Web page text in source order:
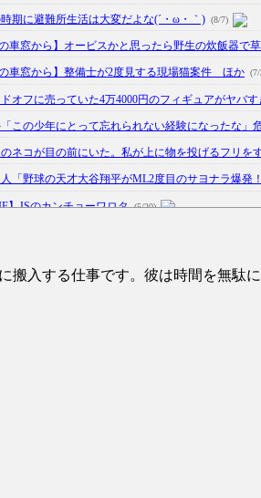
時期に避難所生活は大変だよな(´・ω・｀) (8/7)
の車窓から】オービスかと思ったら野生の炊飯器で
の車窓から】整備士が2度見する現場猫案件 ほか
オフに売っていた4万4000円のフィギュアがヤバす
この少年にとって忘れられない経験になったな」危
のネコが目の前にいた。私が上に物を投げるフリを
「野球の天才大谷翔平がML2度目のサヨナラ爆発
】JSのカンチョーワロタ (5/20)
ある？】うわっ・・・男性が一瞬で冷める女性の行
入する仕事です。彼は時間を無駄